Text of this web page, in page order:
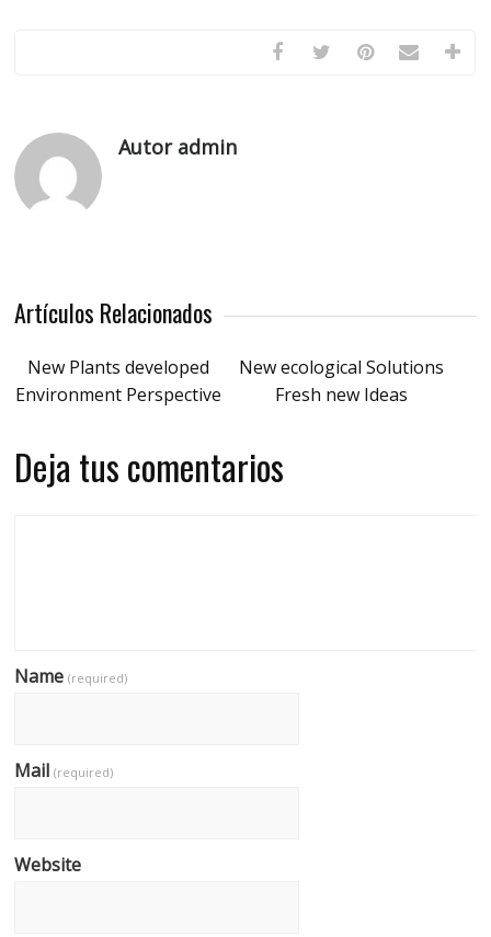
Autor admin
Artículos Relacionados
New Plants developed
New ecological Solutions
Environment Perspective
Fresh new Ideas
Deja tus comentarios
Name(required)
Mail(required)
Website